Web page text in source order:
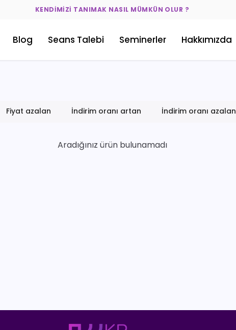
KENDIMIZI TANIMAK NASIL MÜMKÜN OLUR ?
Blog Seans Talebi Seminerler Hakkımızda
Fiyat azalan İndirim oranı artan İndirim oranı azalan
Aradığınız ürün bulunamadı